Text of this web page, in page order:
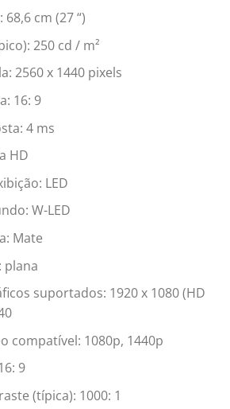
cm (27 “)
250 cd / m²
2560 x 1440 pixels
16: 9
4 ms
HD
LED
W-LED
Mate
plana
suportados: 1920 x 1080 (HD
compatível: 1080p, 1440p
9
(típica): 1000: 1